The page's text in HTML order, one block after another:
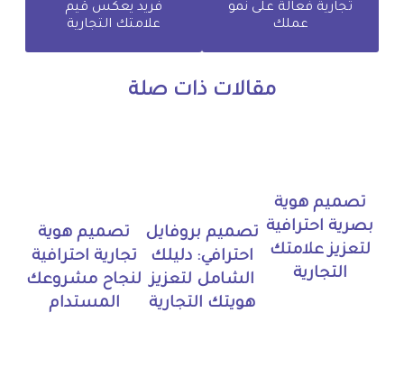
تجارية فعالة على نمو
عملك
فريد يعكس قيم
علامتك التجارية
مقالات ذات صلة
تصميم هوية
بصرية احترافية
لتعزيز علامتك
التجارية
تصميم بروفايل
احترافي: دليلك
الشامل لتعزيز
هويتك التجارية
تصميم هوية
تجارية احترافية
لنجاح مشروعك
المستدام